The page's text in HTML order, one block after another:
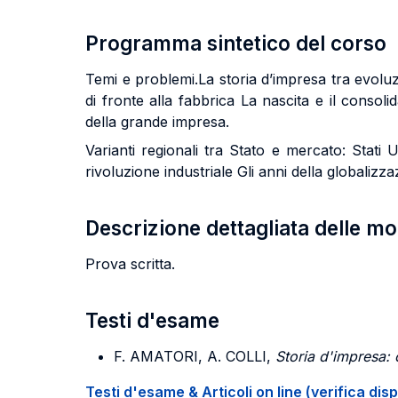
Programma sintetico del corso
Temi e problemi.La storia d’impresa tra
di fronte alla fabbrica La nascita e il
della grande impresa.
Varianti regionali tra Stato e mercato: Stati
rivoluzione industriale Gli anni della
Descrizione dettagliata delle
Prova scritta.
Testi d'esame
F. AMATORI, A. COLLI, Storia d'impresa:
Testi d'esame & Articoli on line (verifica